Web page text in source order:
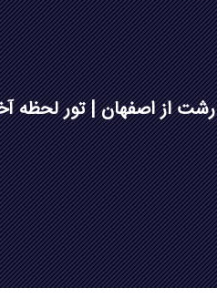
رشت از اصفهان | تور لحظه